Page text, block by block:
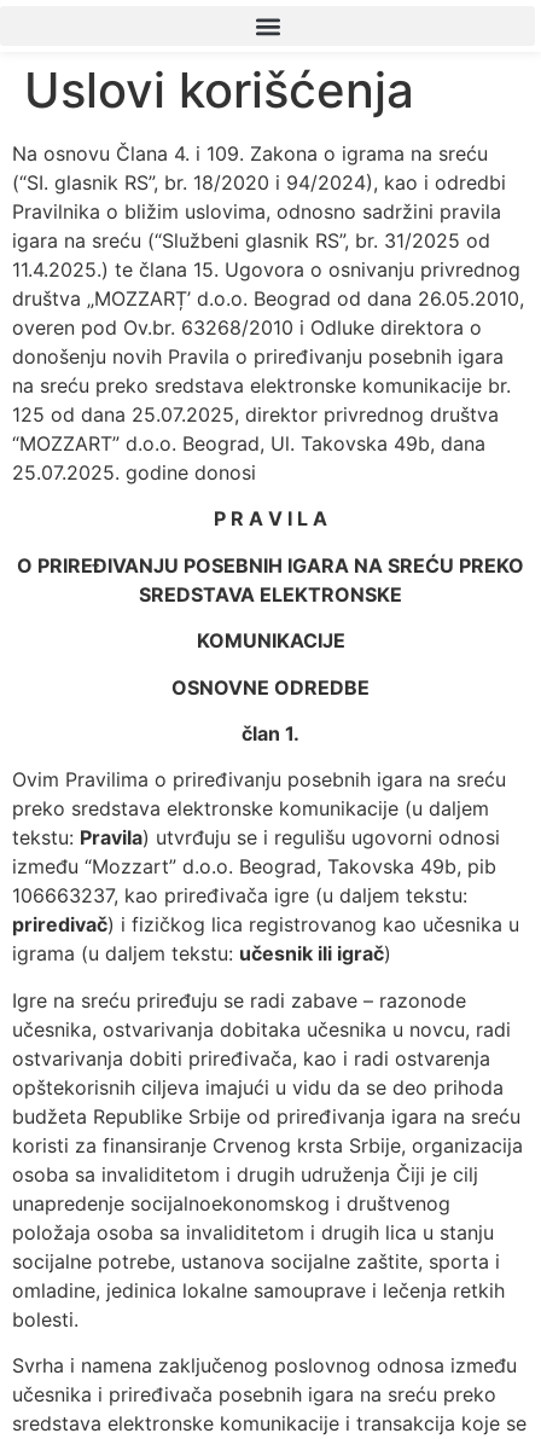
Uslovi korišćenja
Na osnovu Člana 4. i 109. Zakona o igrama na sreću
(“SI. glasnik RS”, br. 18/2020 i 94/2024), kao i odredbi
Pravilnika o bližim uslovima, odnosno sadržini pravila
igara na sreću (“Službeni glasnik RS”, br. 31/2025 od
11.4.2025.) te člana 15. Ugovora o osnivanju privrednog
društva „MOZZARȚ’ d.o.o. Beograd od dana 26.05.2010,
overen pod Ov.br. 63268/2010 i Odluke direktora o
donošenju novih Pravila o priređivanju posebnih igara
na sreću preko sredstava elektronske komunikacije br.
125 od dana 25.07.2025, direktor privrednog društva
“MOZZART” d.o.o. Beograd, Ul. Takovska 49b, dana
25.07.2025. godine donosi
P R A V I L A
O PRIREĐIVANJU POSEBNIH IGARA NA SREĆU PREKO
SREDSTAVA ELEKTRONSKE
KOMUNIKACIJE
OSNOVNE ODREDBE
član 1.
Ovim Pravilima o priređivanju posebnih igara na sreću
preko sredstava elektronske komunikacije (u daljem
tekstu: Pravila) utvrđuju se i regulišu ugovorni odnosi
između “Mozzart” d.o.o. Beograd, Takovska 49b, pib
106663237, kao priređivača igre (u daljem tekstu:
priredivač) i fizičkog lica registrovanog kao učesnika u
igrama (u daljem tekstu: učesnik ili igrač)
Igre na sreću priređuju se radi zabave – razonode
učesnika, ostvarivanja dobitaka učesnika u novcu, radi
ostvarivanja dobiti priređivača, kao i radi ostvarenja
opštekorisnih ciljeva imajući u vidu da se deo prihoda
budžeta Republike Srbije od priređivanja igara na sreću
koristi za finansiranje Crvenog krsta Srbije, organizacija
osoba sa invaliditetom i drugih udruženja Čiji je cilj
unapredenje socijalnoekonomskog i društvenog
položaja osoba sa invaliditetom i drugih lica u stanju
socijalne potrebe, ustanova socijalne zaštite, sporta i
omladine, jedinica lokalne samouprave i lečenja retkih
bolesti.
Svrha i namena zaključenog poslovnog odnosa između
učesnika i priređivača posebnih igara na sreću preko
sredstava elektronske komunikacije i transakcija koje se